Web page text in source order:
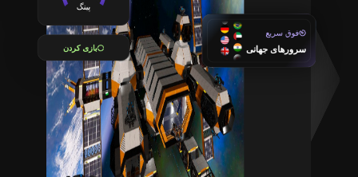
فوق سریع
سرورهای جهانی
پینگ
بازی کردن